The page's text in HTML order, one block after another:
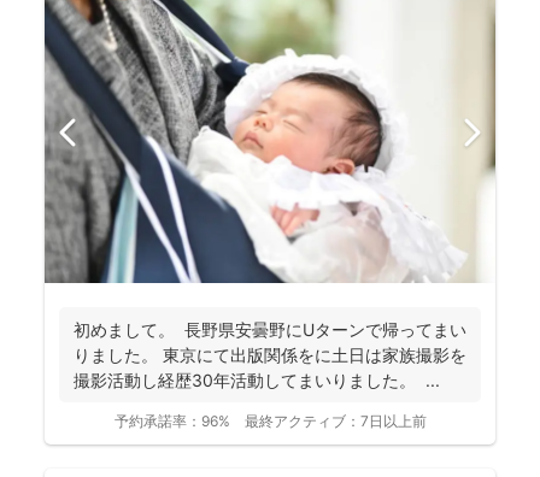
初めまして。 長野県安曇野にUターンで帰ってまい
りました。 東京にて出版関係をに土日は家族撮影を
撮影活動し経歴30年活動してまいりました。 ...
予約承諾率： 96% 最終アクティブ： 7日以上前